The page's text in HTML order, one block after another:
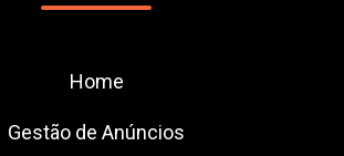
Home
Gestão de Anúncios